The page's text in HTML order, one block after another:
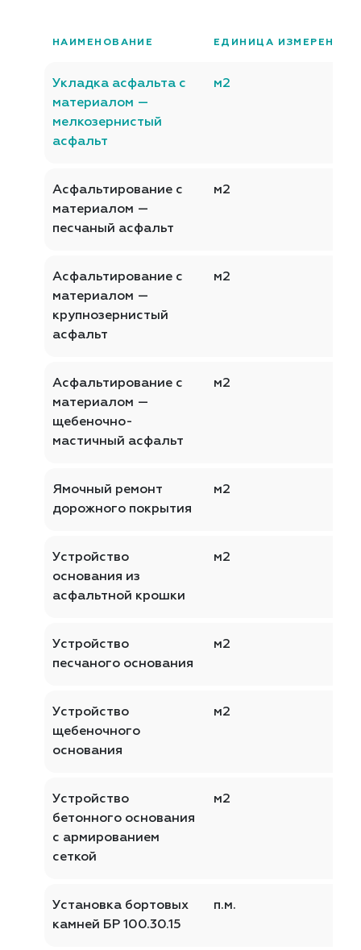
НАИМЕНОВАНИЕ ЕДИНИЦА ИЗМЕРЕНИЯ
Укладка асфальта с
материалом —
мелкозернистый
асфальт
м2
Асфальтирование с
материалом —
песчаный асфальт
м2
Асфальтирование с
материалом —
крупнозернистый
асфальт
м2
Асфальтирование с
материалом —
щебеночно-
мастичный асфальт
м2
Ямочный ремонт
дорожного покрытия
м2
Устройство
основания из
асфальтной крошки
м2
Устройство
песчаного основания
м2
Устройство
щебеночного
основания
м2
Устройство
бетонного основания
с армированием
сеткой
м2
Установка бортовых
камней БР 100.30.15
п.м.